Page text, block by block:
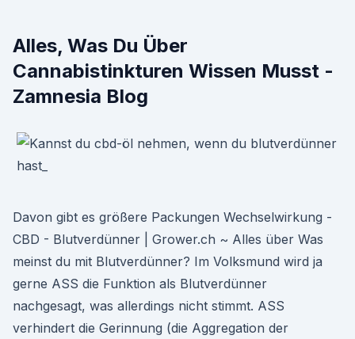
Alles, Was Du Über
Cannabistinkturen Wissen Musst -
Zamnesia Blog
Davon gibt es größere Packungen Wechselwirkung -
CBD - Blutverdünner | Grower.ch ~ Alles über Was
meinst du mit Blutverdünner? Im Volksmund wird ja
gerne ASS die Funktion als Blutverdünner
nachgesagt, was allerdings nicht stimmt. ASS
verhindert die Gerinnung (die Aggregation der